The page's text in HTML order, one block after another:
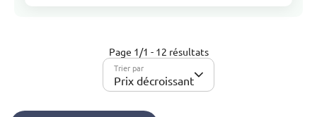
Page 1/1 - 12 résultats
Trier par
Prix décroissant